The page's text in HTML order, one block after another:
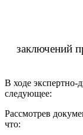
заключений
В ходе экспертно-
следующее:
Рассмотрев
что: